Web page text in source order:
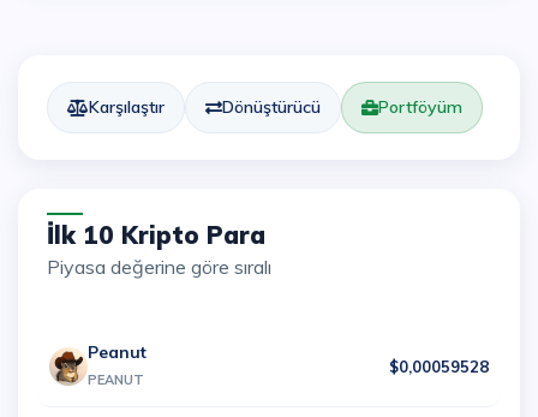
Karşılaştır Dönüştürücü Portföyüm
İlk 10 Kripto Para
Piyasa değerine göre sıralı
Peanut
PEANUT
$0,00059528